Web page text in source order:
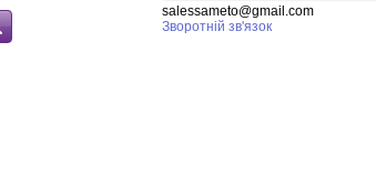
salessameto@gmail.com
Зворотній зв'язок